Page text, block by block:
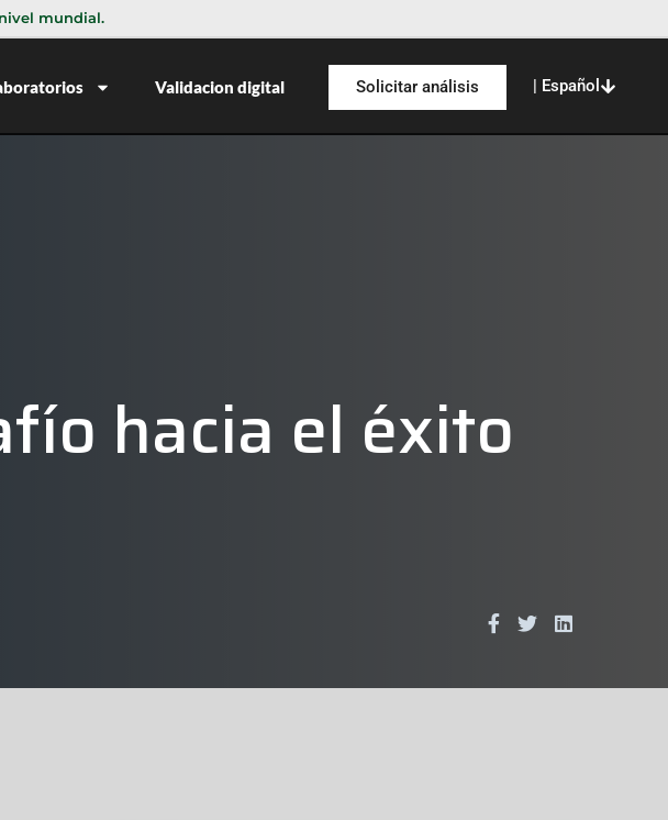
mundial.
Validacion digital Solicitar análisis | Español
hacia el éxito